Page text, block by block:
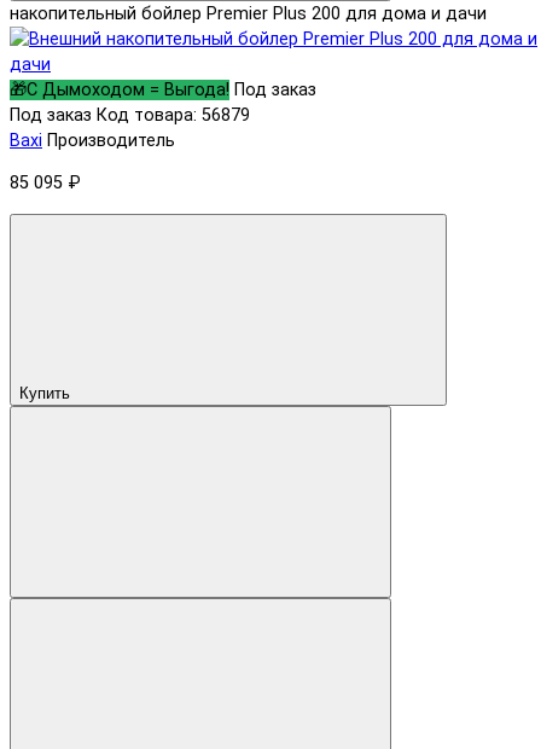
накопительный бойлер Premier Plus 200 для дома и дачи
🎁С Дымоходом = Выгода! Под заказ
Под заказ Код товара: 56879
Baxi Производитель
85 095 ₽
Купить